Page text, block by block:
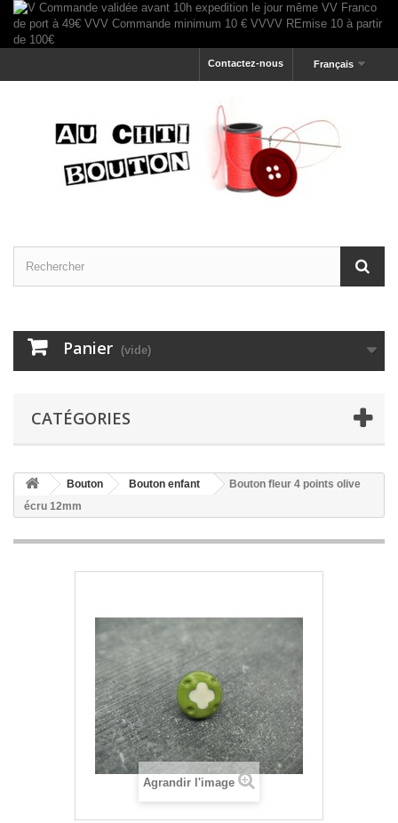
Français
Contactez-nous
Panier (vide)
CATÉGORIES
Bouton Bouton enfant
Bouton fleur 4 points olive
écru 12mm
Agrandir l'image